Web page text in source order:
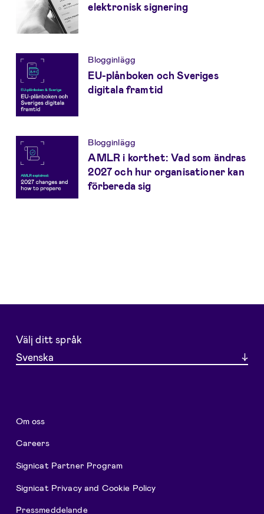
elektronisk signering
Blogginlägg
EU-plånboken och Sveriges
digitala framtid
Blogginlägg
AMLR i korthet: Vad som ändras
2027 och hur organisationer kan
förbereda sig
Välj ditt språk
Svenska
Om oss
Careers
Signicat Partner Program
Signicat Privacy and Cookie Policy
Pressmeddelande